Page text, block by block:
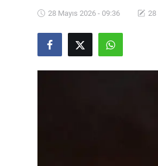
28 Mayıs 2026 - 09:36 28